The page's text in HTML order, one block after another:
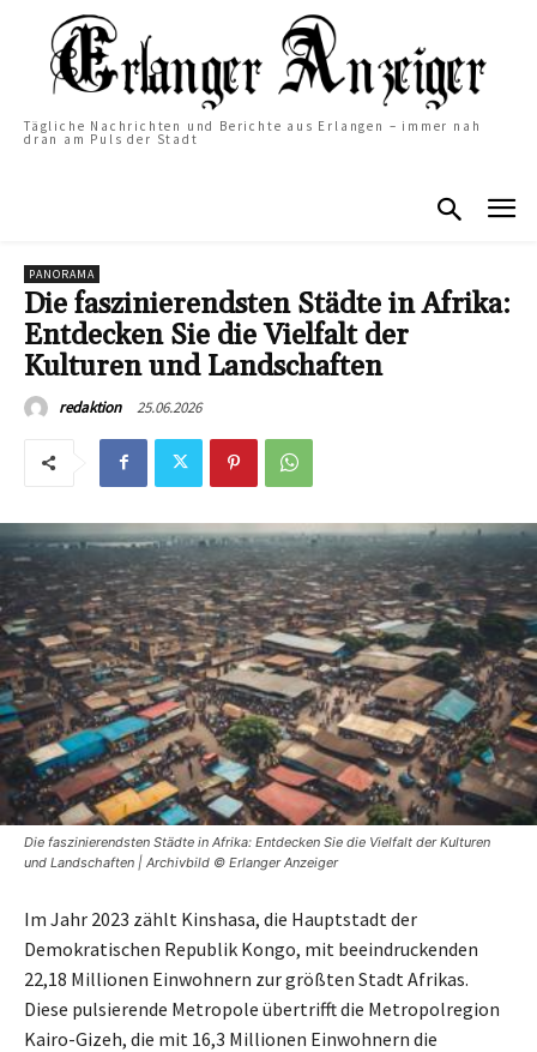
Tägliche Nachrichten und Berichte aus Erlangen – immer nah
dran am Puls der Stadt
PANORAMA
Die faszinierendsten Städte in Afrika:
Entdecken Sie die Vielfalt der
Kulturen und Landschaften
redaktion 25.06.2026
Die faszinierendsten Städte in Afrika: Entdecken Sie die Vielfalt der Kulturen
und Landschaften | Archivbild © Erlanger Anzeiger
Im Jahr 2023 zählt Kinshasa, die Hauptstadt der
Demokratischen Republik Kongo, mit beeindruckenden
22,18 Millionen Einwohnern zur größten Stadt Afrikas.
Diese pulsierende Metropole übertrifft die Metropolregion
Kairo-Gizeh, die mit 16,3 Millionen Einwohnern die